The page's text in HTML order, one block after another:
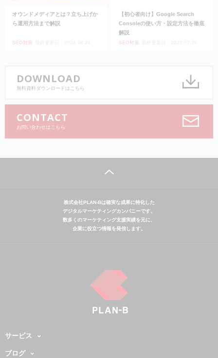
オウンドメディアとは？立ち上げか
ら運用方法まで解説
SEO対策
【初心者向け】Google Search
Consoleの使い方・設定方法を徹底
解説
SEO対策
DOWNLOAD
無料資料ダウンロードはこちら
CONTACT
お問い合わせはこちら
株式会社PLAN-Bは確実な成果に特化した
デジタルマーケティングカンパニーです。
数多くのマーケティング支援実績を元に、
企業に役立つ情報を発信します。
サービス
ブログ